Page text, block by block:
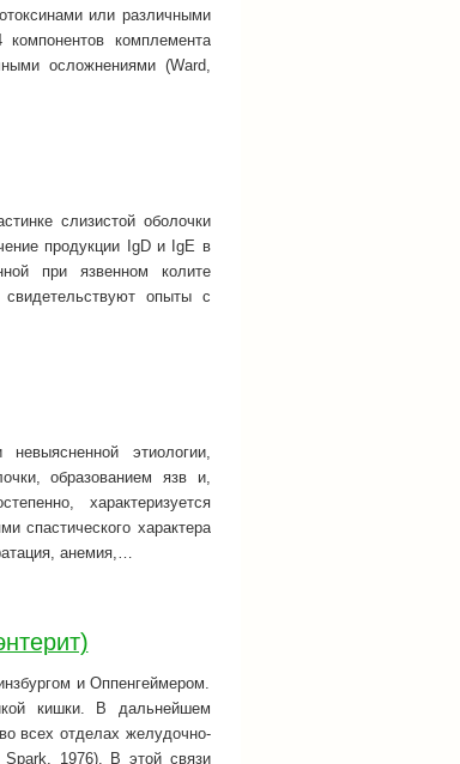
или различными
комплемента
осложнениями (Ward,
слизистой оболочки
продукции IgD и IgE в
при язвенном колите
свидетельствуют опыты с
этиологии,
образованием язв и,
характеризуется
спастического характера
анемия,…
и Оппенгеймером.
кишки. В дальнейшем
всех отделах желудочно-
Spark, 1976). В этой связи